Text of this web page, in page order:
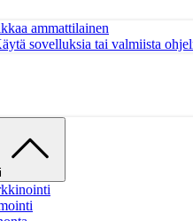
ammattilainen
sovelluksia tai valmiista